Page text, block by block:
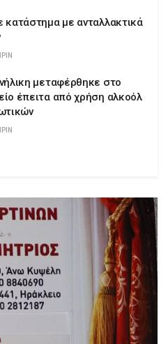
κατάστημα με ανταλλακτικά
μεταφέρθηκε στο
έπειτα από χρήση αλκοόλ